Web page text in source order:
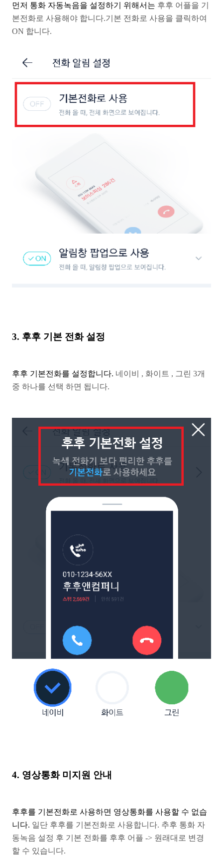
먼저 통화 자동녹음을 설정하기 위해서는 후후 어플을 기
본전화로 사용해야 합니다.기본 전화로 사용을 클릭하여
ON 합니다.
3. 후후 기본 전화 설정
후후 기본전화를 설정합니다. 네이비 , 화이트 , 그린 3개
중 하나를 선택 하면 됩니다.
4. 영상통화 미지원 안내
후후를 기본전화로 사용하면 영상통화를 사용할 수 없습
니다. 일단 후후를 기본전화로 사용합니다. 추후 통화 자
동녹음 설정 후 기본 전화를 후후 어플 -> 원래대로 변경
할 수 있습니다.